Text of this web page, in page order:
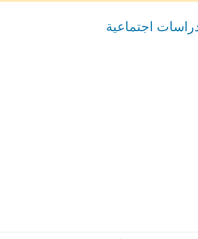
اجتماعية